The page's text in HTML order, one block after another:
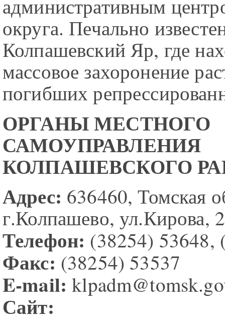
административным
округа. Печально
Колпашевский Яр, где
массовое захоронение
погибших
ОРГАНЫ МЕСТНОГО
САМОУПРАВЛЕНИЯ
КОЛПАШЕВСКОГО
Адрес: 636460, Томская
г.Колпашево, ул.Кирова,
Телефон: (38254) 53648,
Факс: (38254) 53537
E-mail:
Сайт: